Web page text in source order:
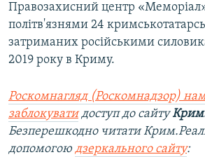
Правозахисний центр
політв'язнями 24
затриманих російськими
2019 року в Криму.
Роскомнагляд (Роскомнадзор)
заблокуватидоступ до сайту
Безперешкодно читати
допомогою дзеркального сайту: